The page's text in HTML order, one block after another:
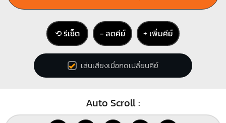
F#
1 1
1
2
4
F#7
X
1
1
2
Bm(maj7) G#dim
⟲ รีเซ็ต − ลดคีย์ + เพิ่มคีย์
เล่นเสียงเมื่อกดเปลี่ยนคีย์
Auto Scroll :